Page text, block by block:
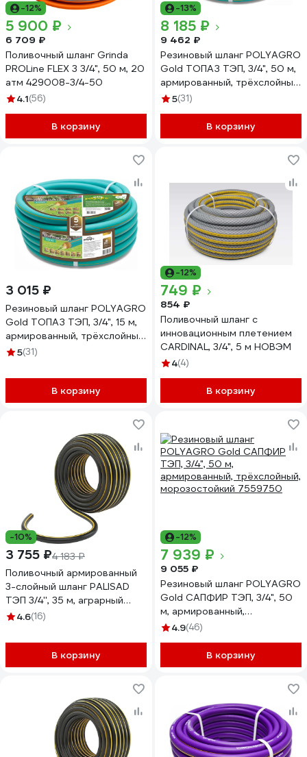
-12%
5 900 ₽
6 709 ₽
Поливочный шланг Grinda
PROLine FLEX 3 3/4", 50 м, 20
атм 429008-3/4-50
4.1(56)
В корзину
-13%
8 185 ₽
9 462 ₽
Резиновый шланг POLYAGRO
Gold ТОПАЗ ТЭП, 3/4", 50 м,
армированный, трёхслойный,
морозостойкий 7559550
5(31)
В корзину
3 015 ₽
Резиновый шланг POLYAGRO
Gold ТОПАЗ ТЭП, 3/4", 15 м,
армированный, трёхслойный,
морозостойкий 7559515
5(31)
В корзину
-12%
749 ₽
854 ₽
Поливочный шланг с
инновационным плетением
CARDINAL, 3/4", 5 м НОВЭМ
4(4)
В корзину
-10%
3 755 ₽4 183 ₽
Поливочный армированный
3-слойный шланг PALISAD
ТЭП 3/4'', 35 м, аграрный
67113
4.6(16)
В корзину
-12%
7 939 ₽
9 055 ₽
Резиновый шланг POLYAGRO
Gold САПФИР ТЭП, 3/4", 50
м, армированный,
трёхслойный,
4.9(46)
В корзину